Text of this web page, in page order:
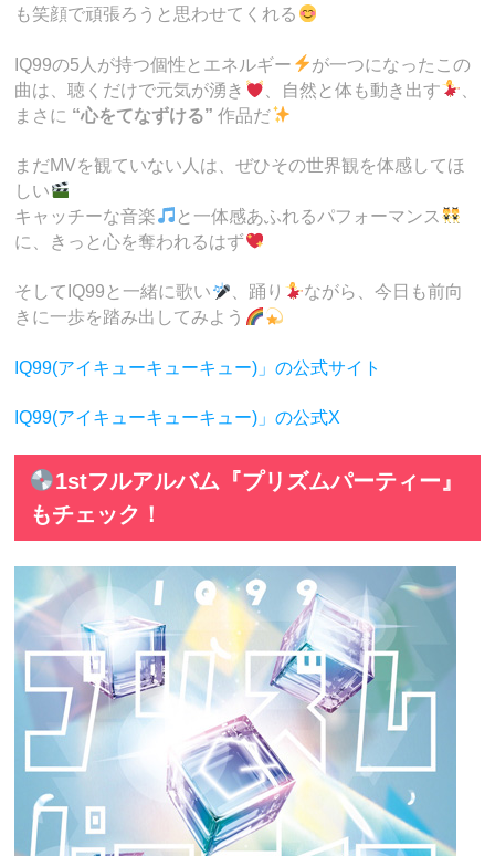
も笑顔で頑張ろうと思わせてくれる
IQ99の5人が持つ個性とエネルギー
が一つになったこの
曲は、聴くだけで元気が湧き
、自然と体も動き出す
まさに “心をてなずける” 作品だ
まだMVを観ていない人は、ぜひその世界観を体感してほ
しい
キャッチーな音楽
と一体感あふれるパフォーマンス
に、きっと心を奪われるはず
そしてIQ99と一緒に歌い 、踊り
ながら、今日も前向
きに一歩を踏み出してみよう
IQ99(アイキューキューキュー)」の公式サイト
IQ99(アイキューキューキュー)」の公式X
1stフルアルバム『プリズムパーティー』
もチェック！